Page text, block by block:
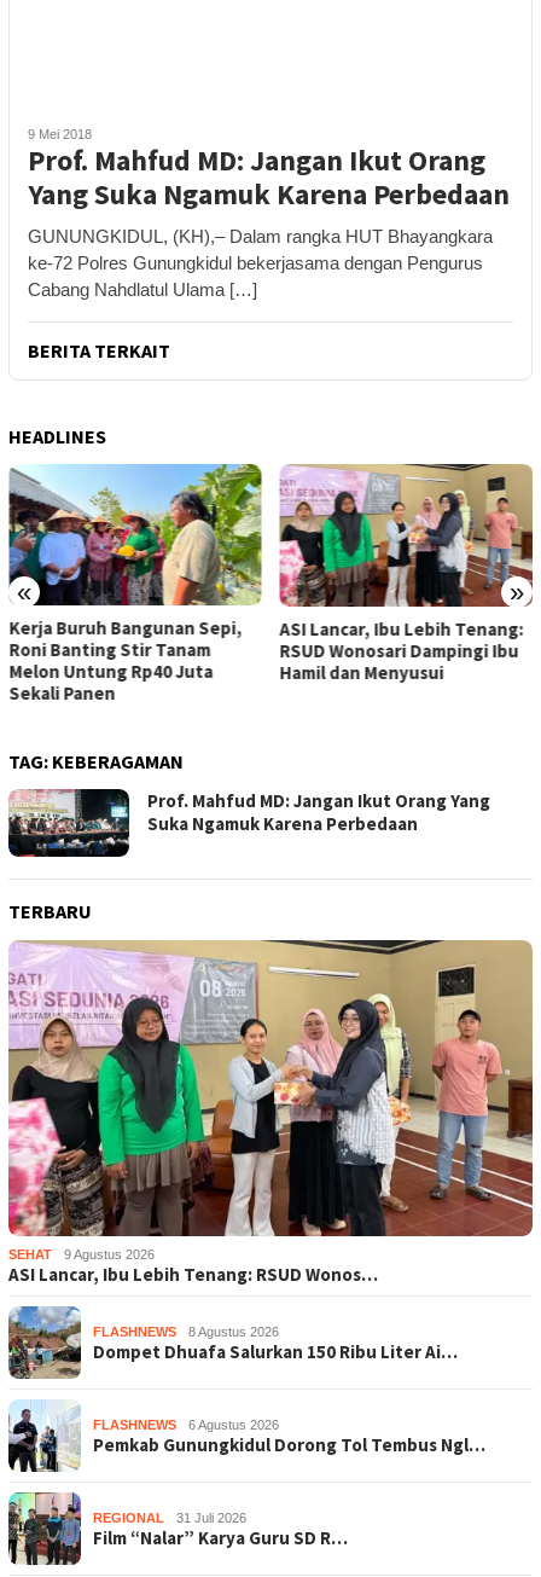
9 Mei 2018
Prof. Mahfud MD: Jangan Ikut Orang
Yang Suka Ngamuk Karena Perbedaan
GUNUNGKIDUL, (KH),– Dalam rangka HUT Bhayangkara
ke-72 Polres Gunungkidul bekerjasama dengan Pengurus
Cabang Nahdlatul Ulama […]
BERITA TERKAIT
HEADLINES
« »
Kerja Buruh Bangunan Sepi,
Roni Banting Stir Tanam
Melon Untung Rp40 Juta
Sekali Panen
ASI Lancar, Ibu Lebih Tenang:
RSUD Wonosari Dampingi Ibu
Hamil dan Menyusui
TAG: KEBERAGAMAN
Prof. Mahfud MD: Jangan Ikut Orang Yang
Suka Ngamuk Karena Perbedaan
TERBARU
SEHAT 9 Agustus 2026
ASI Lancar, Ibu Lebih Tenang: RSUD Wonos…
FLASHNEWS 8 Agustus 2026
Dompet Dhuafa Salurkan 150 Ribu Liter Ai…
FLASHNEWS 6 Agustus 2026
Pemkab Gunungkidul Dorong Tol Tembus Ngl…
REGIONAL 31 Juli 2026
Film “Nalar” Karya Guru SD R…